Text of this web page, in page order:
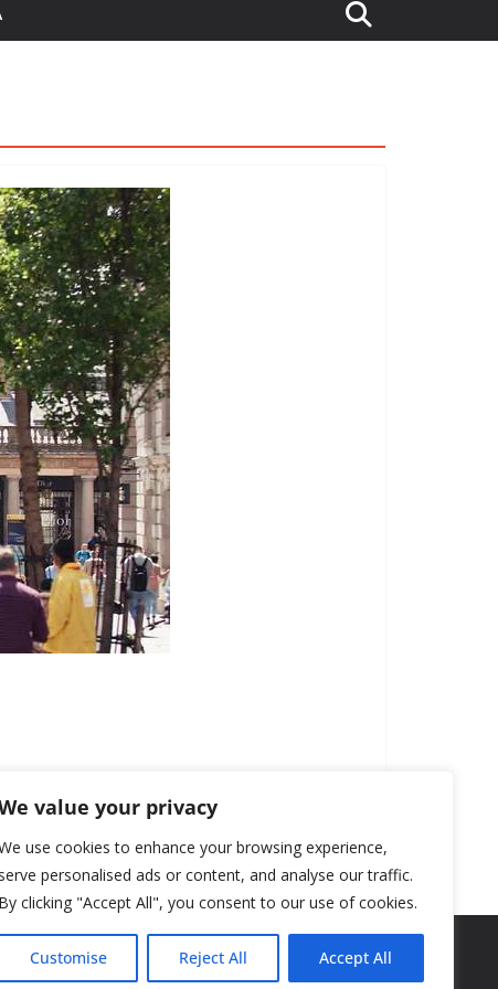
value your privacy
use cookies to enhance your browsing experience,
serve personalised ads or content, and analyse our traffic.
By clicking "Accept All", you consent to our use of cookies.
Customise Reject All Accept All